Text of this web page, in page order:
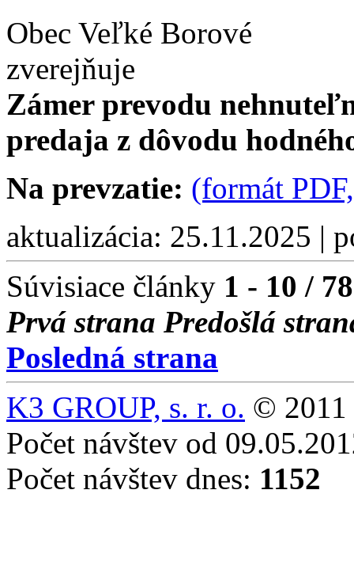
Obec Veľké Borové
zverejňuje
Zámer prevodu
predaja z dôvodu
Na prevzatie: (formát
aktualizácia: 25.11.2025 |
Súvisiace články 1 - 10 / 78
Prvá strana Predošlá
Posledná strana
K3 GROUP, s. r. o. © 2011
Počet návštev od
Počet návštev dnes: 1152